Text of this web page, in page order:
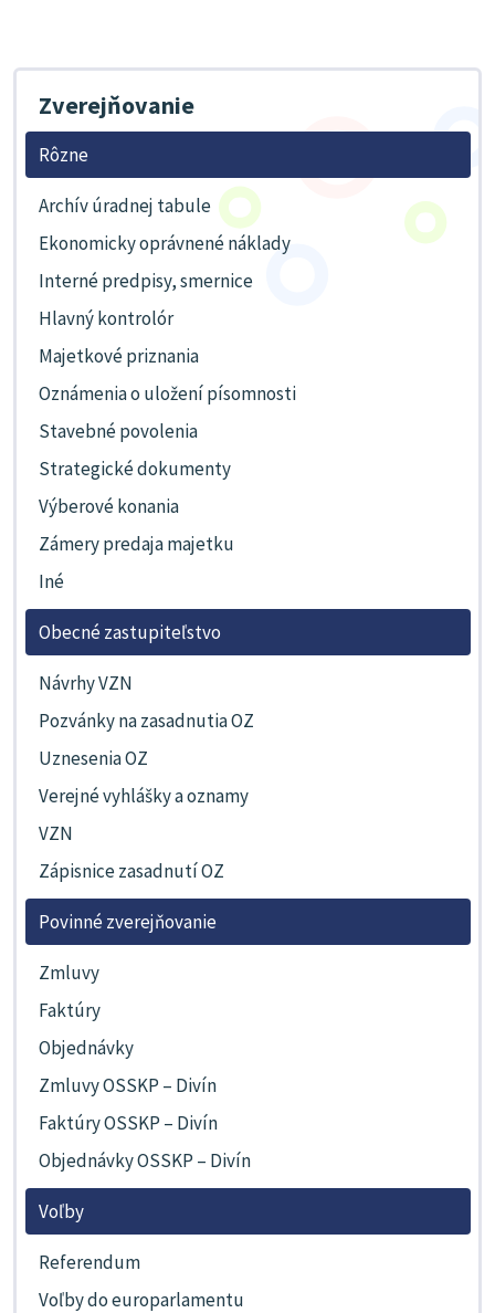
Zverejňovanie
Rôzne
Archív úradnej tabule
Ekonomicky oprávnené náklady
Interné predpisy, smernice
Hlavný kontrolór
Majetkové priznania
Oznámenia o uložení písomnosti
Stavebné povolenia
Strategické dokumenty
Výberové konania
Zámery predaja majetku
Iné
Obecné zastupiteľstvo
Návrhy VZN
Pozvánky na zasadnutia OZ
Uznesenia OZ
Verejné vyhlášky a oznamy
VZN
Zápisnice zasadnutí OZ
Povinné zverejňovanie
Zmluvy
Faktúry
Objednávky
Zmluvy OSSKP – Divín
Faktúry OSSKP – Divín
Objednávky OSSKP – Divín
Voľby
Referendum
Voľby do europarlamentu